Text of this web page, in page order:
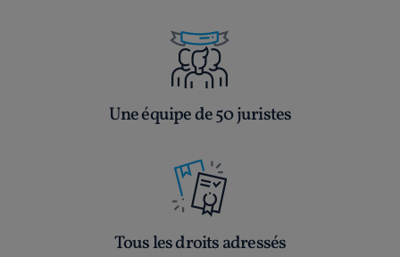
Une équipe de 50 juristes
Tous les droits adressés